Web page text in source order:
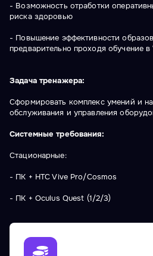
- Возможность отработки
риска здоровью
- Повышение эффективности
предварительно проходя обучение
Задача тренажера:
Сформировать комплекс умений и
обслуживания и управления
Системные требования:
Стационарные:
- ПК + HTC Vive Pro/Cosmos
- ПК + Oculus Quest (1/2/3)